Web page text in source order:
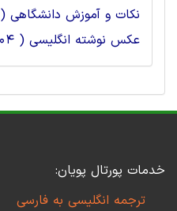
نکات و آموزش دانشگاهی ( 1 )
عکس نوشته انگلیسی ( 104 )
خدمات پورتال پویان:
ترجمه انگلیسی به فارسی